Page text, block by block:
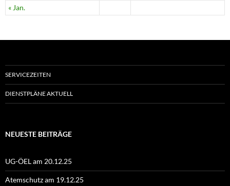
« Jan.
SERVICEZEITEN
DIENSTPLÄNE AKTUELL
NEUESTE BEITRÄGE
UG-ÖEL am 20.12.25
Atemschutz am 19.12.25